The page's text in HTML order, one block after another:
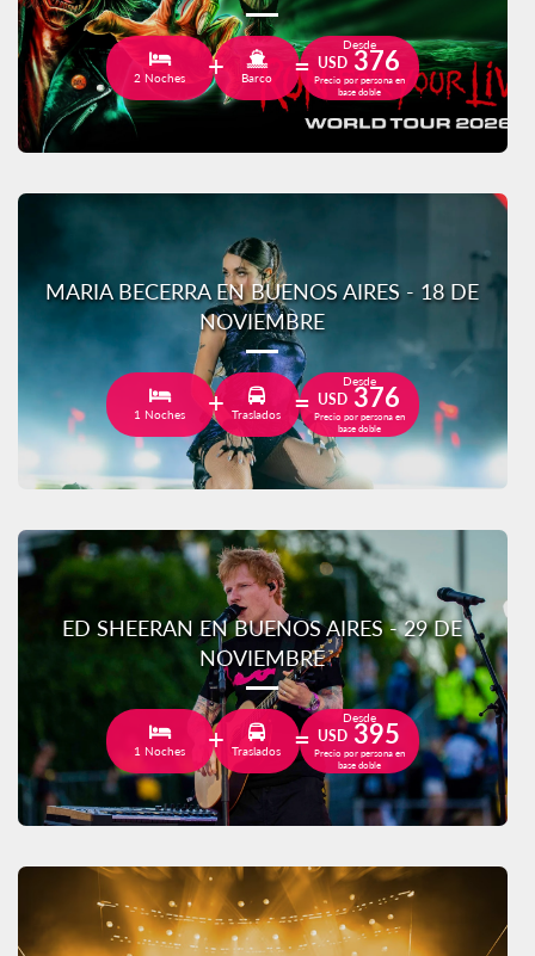
2 Noches Barco
Desde
USD 376
Precio por persona en
base doble
MARIA BECERRA EN BUENOS AIRES - 18 DE
NOVIEMBRE
1 Noches Traslados
Desde
USD 376
Precio por persona en
base doble
ED SHEERAN EN BUENOS AIRES - 29 DE
NOVIEMBRE
1 Noches Traslados
Desde
USD 395
Precio por persona en
base doble